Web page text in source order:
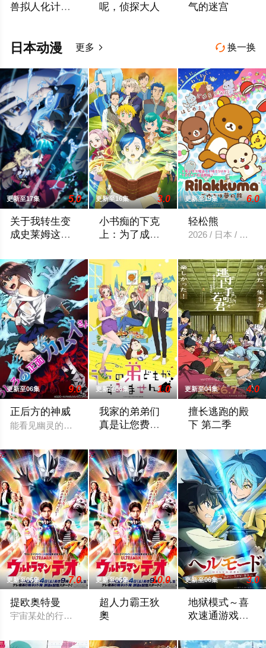
兽拟人化计划
呢，侦探大人
气的迷宫
 换一换
日本动漫 更多 
更新至17集 5.0
关于我转生变
成史莱姆这档
更新至16集 3.0
小书痴的下克
上：为了成为
择手段！第四
季
更新至19集 6.0
轻松熊
2026 / 日本 / 动画,
更新至06集 9.0
正后方的神威
能看见幽灵的平凡女高中生·志津香，利用容易吸引幽灵的特殊
更新至06集 1.0
我家的弟弟们
真是让您费心
更新至04集 4.0
擅长逃跑的殿
下 第二季
更新至06集 7.0
提欧奥特曼
宇宙某处的行星“H12” 这颗与地球极其相似的星球，某日遭到
更新至06集 10.0
超人力霸王狄
奧
更新至06集 3.0
地狱模式～喜
欢速通游戏的
异世界无双～